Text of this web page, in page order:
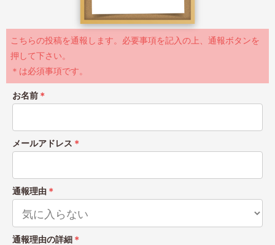
こちらの投稿を通報します。必要事項を記入の上、通報ボタンを
押して下さい。
＊は必須事項です。
お名前 ＊
メールアドレス ＊
通報理由 ＊
通報理由の詳細 ＊